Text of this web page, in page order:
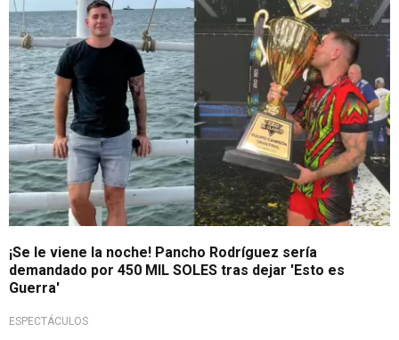
¡Se le viene la noche! Pancho Rodríguez sería
demandado por 450 MIL SOLES tras dejar 'Esto es
Guerra'
ESPECTÁCULOS